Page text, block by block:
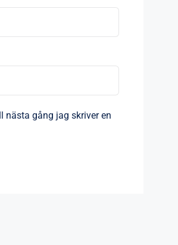
nästa gång jag skriver en